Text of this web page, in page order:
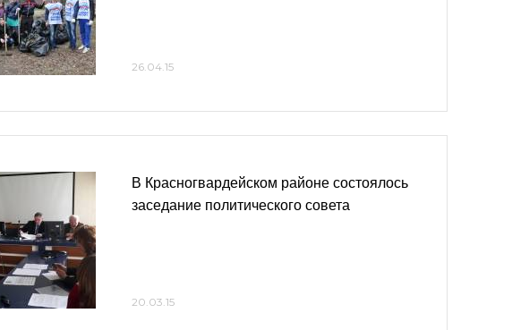
26.04.15
В Красногвардейском районе состоялось
заседание политического совета
20.03.15